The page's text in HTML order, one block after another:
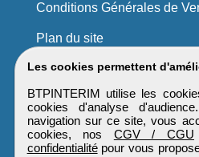
Les cookies permettent
BTPINTERIM utilise les
cookies d'analyse
navigation sur ce site, vous
cookies, nos CGV / CGU
confidentialitépour vous
Conditions Générales de
Plan du site